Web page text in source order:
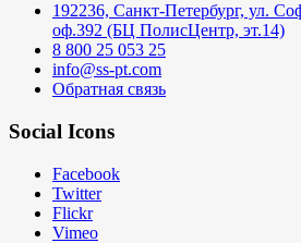
192236, Санкт-Петербург, ул.
оф.392 (БЦ ПолисЦентр, эт.14)
8 800 25 053 25
info@ss-pt.com
Обратная связь
Social Icons
Facebook
Twitter
Flickr
Vimeo